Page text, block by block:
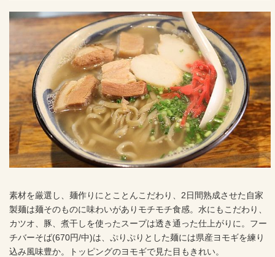
素材を厳選し、麺作りにとことんこだわり、2日間熟成させた自家
製麺は麺そのものに味わいがありモチモチ食感。水にもこだわり、
カツオ、豚、煮干しを使ったスープは透き通った仕上がりに。フー
チバーそば(670円/中)は、ぷりぷりとした麺には県産ヨモギを練り
込み風味豊か。トッピングのヨモギで見た目もきれい。